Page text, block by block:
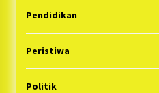
Pendidikan
Peristiwa
Politik